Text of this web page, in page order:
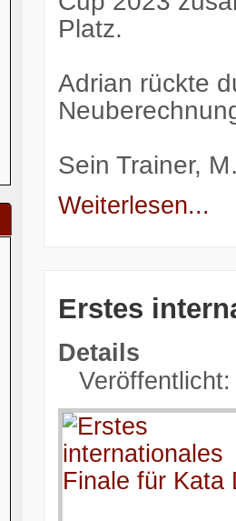
Platz.
Adrian rückte
Sein Trainer,
Weiterlesen...
Erstes
Details